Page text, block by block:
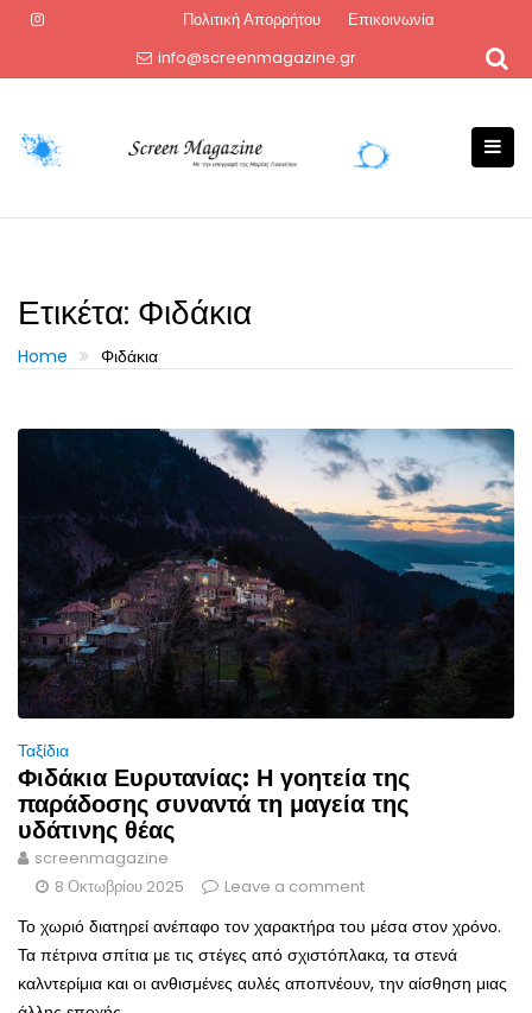
Πολιτική Απορρήτου
Επικοινωνία
info@screenmagazine.gr
Ετικέτα: Φιδάκια
Home Φιδάκια
Ταξίδια
Φιδάκια Ευρυτανίας: Η γοητεία της
παράδοσης συναντά τη μαγεία της
υδάτινης θέας
screenmagazine
8 Οκτωβρίου 2025
Leave a comment
Το χωριό διατηρεί ανέπαφο τον χαρακτήρα του μέσα στον χρόνο.
Τα πέτρινα σπίτια με τις στέγες από σχιστόπλακα, τα στενά
καλντερίμια και οι ανθισμένες αυλές αποπνέουν, την αίσθηση μιας